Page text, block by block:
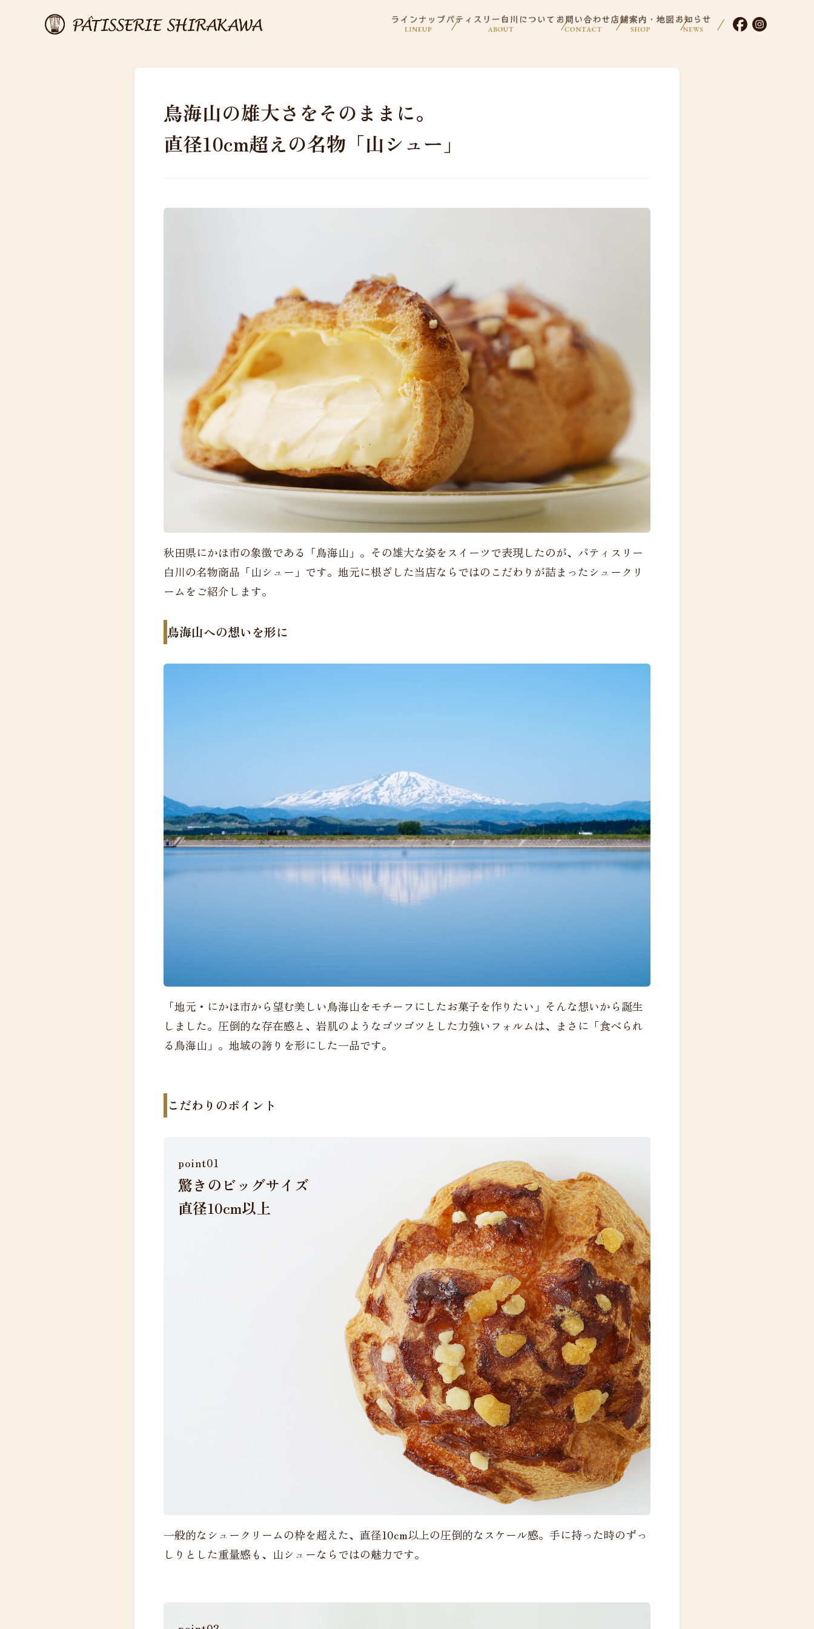
鳥海山の雄大さをそのままに。
直径10cm超えの名物「山シュー」
秋田県にかほ市の象徴である「鳥海山」。その雄大な姿をスイーツで表現したのが、パティスリー
白川の名物商品「山シュー」です。地元に根ざした当店ならではのこだわりが詰まったシュークリ
ームをご紹介します。
鳥海山への想いを形に
「地元・にかほ市から望む美しい鳥海山をモチーフにしたお菓子を作りたい」そんな想いから誕生
しました。圧倒的な存在感と、岩肌のようなゴツゴツとした力強いフォルムは、まさに「食べられ
る鳥海山」。地域の誇りを形にした一品です。
こだわりのポイント
point01
驚きのビッグサイズ
直径10cm以上
一般的なシュークリームの枠を超えた、直径10cm以上の圧倒的なスケール感。手に持った時のずっ
しりとした重量感も、山シューならではの魅力です。